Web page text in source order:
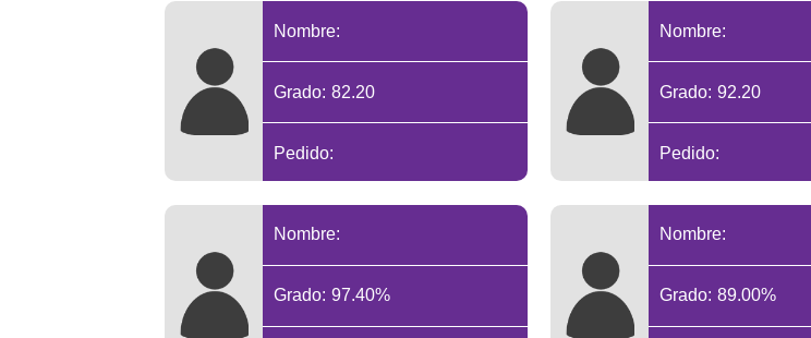
Nombre:
Grado: 82.20
Pedido:
Nombre:
Grado: 92.20
Pedido:
Nombre:
Grado: 97.40%
Nombre:
Grado: 89.00%